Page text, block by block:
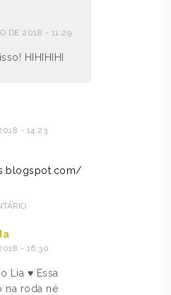
DE 2018 - 11:29
HIHIHIHI
- 14:23
- 16:30
Lia ♥ Essa
na roda né